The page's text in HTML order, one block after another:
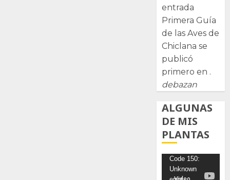
entrada
Primera Guía
de las Aves de
Chiclana se
publicó
primero en .
debazan
ALGUNAS
DE MIS
PLANTAS
Reproductor
de
Code 150:
Unknown